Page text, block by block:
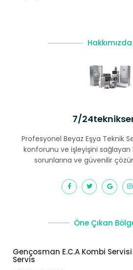
Hakkımızda
7/
Profesyonel Beyaz Eşya Teknik
konforunu ve işleyişini sağlayan
sorunlarına ve güvenilir
Öne Çıkan
Gençosman E.C.A Kombi
Servis